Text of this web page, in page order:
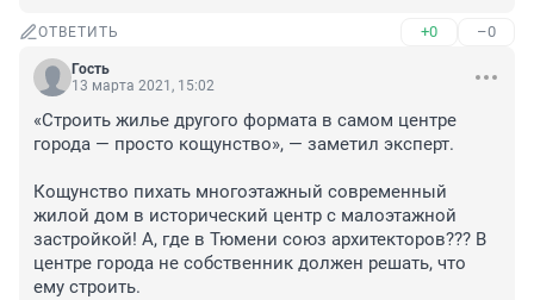
ОТВЕТИТЬ +0 –0
Гость
13 марта 2021, 15:02
«Строить жилье другого формата в самом центре
города — просто кощунство», — заметил эксперт.
Кощунство пихать многоэтажный современный
жилой дом в исторический центр с малоэтажной
застройкой! А, где в Тюмени союз архитекторов??? В
центре города не собственник должен решать, что
ему строить.